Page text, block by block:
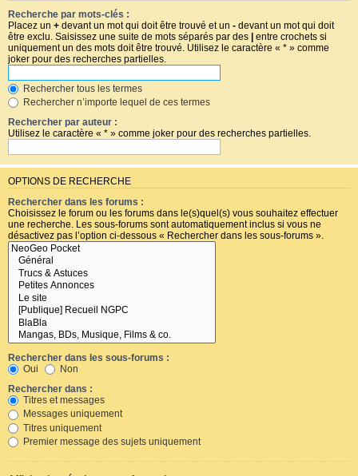
Recherche par mots-clés :
Placez un + devant un mot qui doit être trouvé et un - devant un mot qui doit
être exclu. Saisissez une suite de mots séparés par des | entre crochets si
uniquement un des mots doit être trouvé. Utilisez le caractère « * » comme
joker pour des recherches partielles.
Rechercher tous les termes
Rechercher n’importe lequel de ces termes
Rechercher par auteur :
Utilisez le caractère « * » comme joker pour des recherches partielles.
OPTIONS DE RECHERCHE
Rechercher dans les forums :
Choisissez le forum ou les forums dans le(s)quel(s) vous souhaitez effectuer
une recherche. Les sous-forums sont automatiquement inclus si vous ne
désactivez pas l’option ci-dessous « Rechercher dans les sous-forums ».
Rechercher dans les sous-forums :
Oui
Non
Rechercher dans :
Titres et messages
Messages uniquement
Titres uniquement
Premier message des sujets uniquement